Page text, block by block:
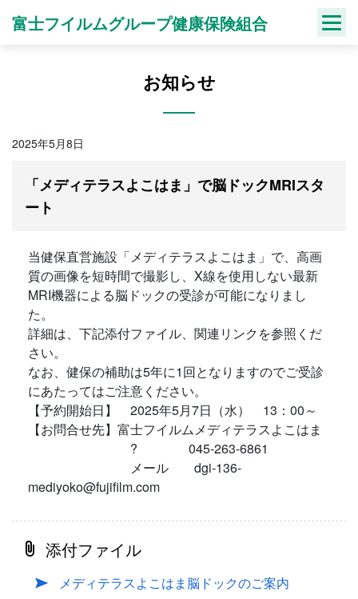
富士フイルムグループ健康保険組合
お知らせ
2025年5月8日
「メディテラスよこはま」で脳ドックMRIスタ
ート
当健保直営施設「メディテラスよこはま」で、高画
質の画像を短時間で撮影し、X線を使用しない最新
MRI機器による脳ドックの受診が可能になりまし
た。
詳細は、下記添付ファイル、関連リンクを参照くだ
さい。
なお、健保の補助は5年に1回となりますのでご受診
にあたってはご注意ください。
【予約開始日】 2025年5月7日（水） 13：00～
【お問合せ先】富士フイルムメディテラスよこはま
? 045-263-6861
メール dgi-136-
mediyoko@fujifilm.com
添付ファイル
メディテラスよこはま脳ドックのご案内